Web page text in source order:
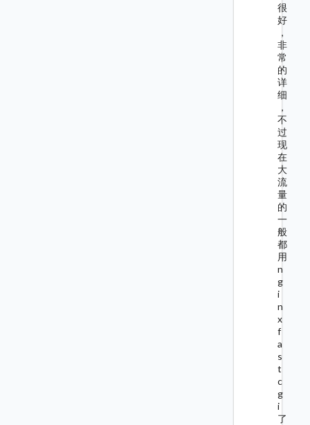
很
好
，
非
常
的
详
细
，
不
过
现
在
大
流
量
的
一
般
都
用
n
g
i
n
x
f
a
s
t
c
g
i
了